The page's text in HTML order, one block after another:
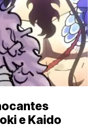
e Kaido